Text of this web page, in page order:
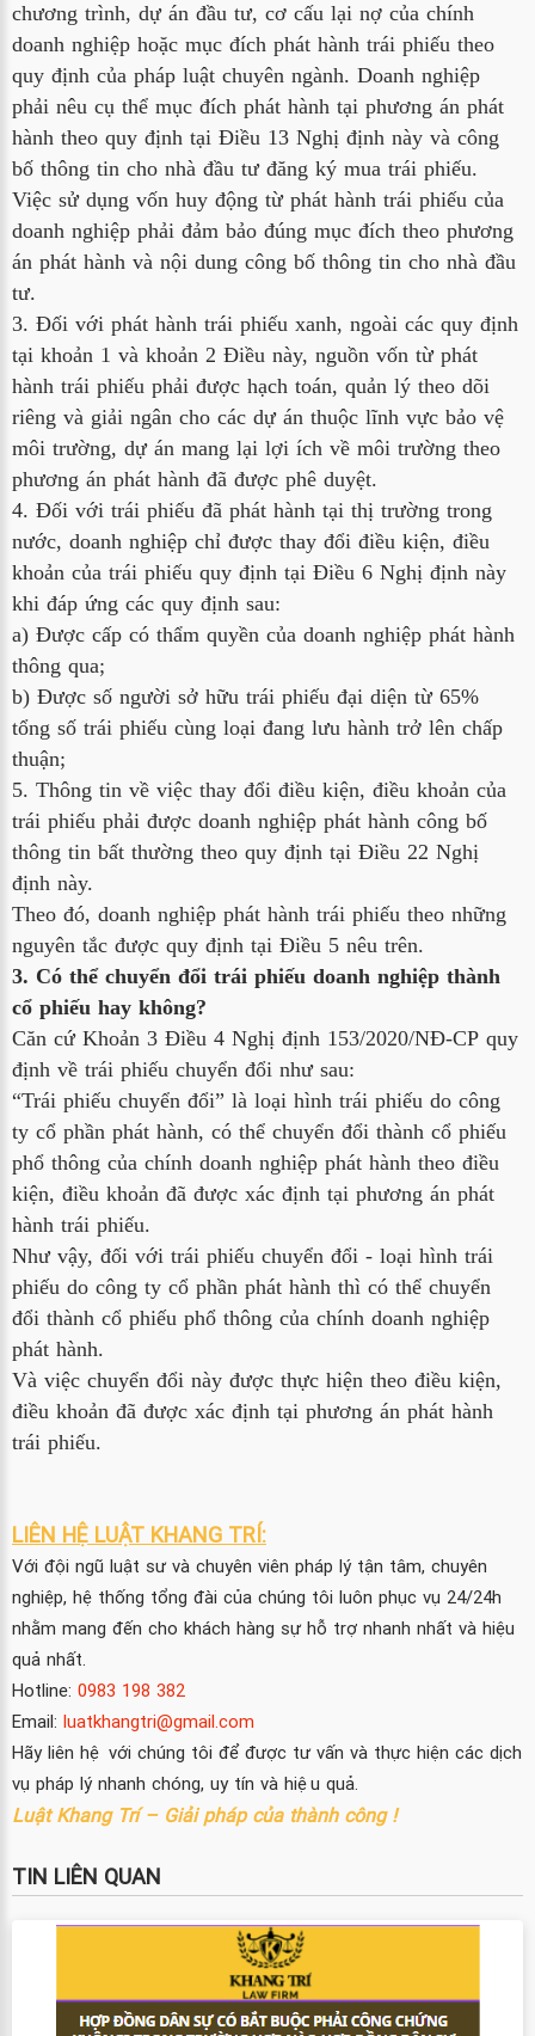
chương trình, dự án đầu tư, cơ cấu lại nợ của chính
doanh nghiệp hoặc mục đích phát hành trái phiếu theo
quy định của pháp luật chuyên ngành. Doanh nghiệp
phải nêu cụ thể mục đích phát hành tại phương án phát
hành theo quy định tại Điều 13 Nghị định này và công
bố thông tin cho nhà đầu tư đăng ký mua trái phiếu.
Việc sử dụng vốn huy động từ phát hành trái phiếu của
doanh nghiệp phải đảm bảo đúng mục đích theo phương
án phát hành và nội dung công bố thông tin cho nhà đầu
tư.
3. Đối với phát hành trái phiếu xanh, ngoài các quy định
tại khoản 1 và khoản 2 Điều này, nguồn vốn từ phát
hành trái phiếu phải được hạch toán, quản lý theo dõi
riêng và giải ngân cho các dự án thuộc lĩnh vực bảo vệ
môi trường, dự án mang lại lợi ích về môi trường theo
phương án phát hành đã được phê duyệt.
4. Đối với trái phiếu đã phát hành tại thị trường trong
nước, doanh nghiệp chỉ được thay đổi điều kiện, điều
khoản của trái phiếu quy định tại Điều 6 Nghị định này
khi đáp ứng các quy định sau:
a) Được cấp có thẩm quyền của doanh nghiệp phát hành
thông qua;
b) Được số người sở hữu trái phiếu đại diện từ 65%
tổng số trái phiếu cùng loại đang lưu hành trở lên chấp
thuận;
5. Thông tin về việc thay đổi điều kiện, điều khoản của
trái phiếu phải được doanh nghiệp phát hành công bố
thông tin bất thường theo quy định tại Điều 22 Nghị
định này.
Theo đó, doanh nghiệp phát hành trái phiếu theo những
nguyên tắc được quy định tại Điều 5 nêu trên.
3. Có thể chuyển đổi trái phiếu doanh nghiệp thành
cổ phiếu hay không?
Căn cứ Khoản 3 Điều 4 Nghị định 153/2020/NĐ-CP quy
định về trái phiếu chuyển đổi như sau:
“Trái phiếu chuyển đổi” là loại hình trái phiếu do công
ty cổ phần phát hành, có thể chuyển đổi thành cổ phiếu
phổ thông của chính doanh nghiệp phát hành theo điều
kiện, điều khoản đã được xác định tại phương án phát
hành trái phiếu.
Như vậy, đối với trái phiếu chuyển đổi - loại hình trái
phiếu do công ty cổ phần phát hành thì có thể chuyển
đổi thành cổ phiếu phổ thông của chính doanh nghiệp
phát hành.
Và việc chuyển đổi này được thực hiện theo điều kiện,
điều khoản đã được xác định tại phương án phát hành
trái phiếu.
LIÊN HỆ LUẬT KHANG TRÍ:
Với đội ngũ luật sư và chuyên viên pháp lý tận tâm, chuyên
nghiệp, hệ thống tổng đài của chúng tôi luôn phục vụ 24/24h
nhằm mang đến cho khách hàng sự hỗ trợ nhanh nhất và hiệu
quả nhất.
Hotline: 0983 198 382
Email: luatkhangtri@gmail.com
Hãy liên hệ với chúng tôi để được tư vấn và thực hiện các dịch
vụ pháp lý nhanh chóng, uy tín và hiệu quả.
Luật Khang Trí – Giải pháp của thành công !
TIN LIÊN QUAN